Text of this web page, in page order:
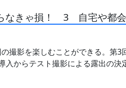
なきゃ損！ 3 自宅や都
撮影を楽しむことができる。第3
入からテスト撮影による露出の決